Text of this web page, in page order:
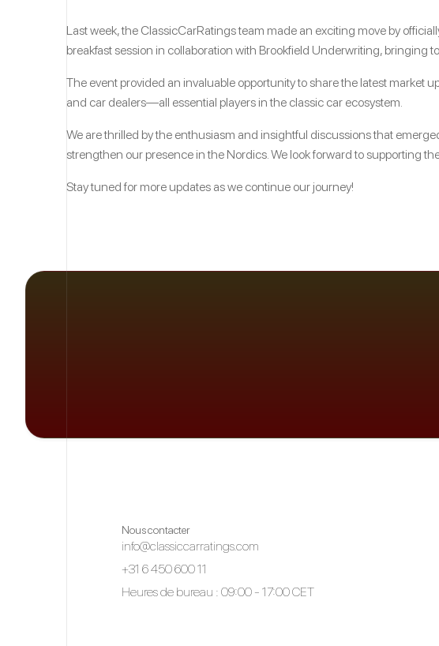
Last week, the ClassicCarRatings team made an exciting move by
breakfast session in collaboration with Brookfield Underwriting, bringing
The event provided an invaluable opportunity to share the latest market
and car dealers—all essential players in the classic car ecosystem.
We are thrilled by the enthusiasm and insightful discussions that
strengthen our presence in the Nordics. We look forward to supporting
Stay tuned for more updates as we continue our journey!
Nous contacter
info@classiccarratings.com
+31 6 450 600 11
Heures de bureau : 09:00 - 17:00 CET